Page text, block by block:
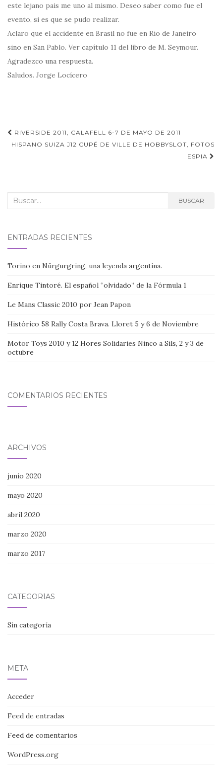
este lejano pais me uno al mismo. Deseo saber como fue el
evento, si es que se pudo realizar.
Aclaro que el accidente en Brasil no fue en Rio de Janeiro
sino en San Pablo. Ver capítulo 11 del libro de M. Seymour.
Agradezco una respuesta.
Saludos. Jorge Locícero
Navegación
de
RIVERSIDE 2011, CALAFELL 6-7 DE MAYO DE 2011
HISPANO SUIZA J12 CUPÉ DE VILLE DE HOBBYSLOT, FOTOS
ESPIA
Buscar: BUSCAR
ENTRADAS RECIENTES
Torino en Nürgurgring, una leyenda argentina.
Enrique Tintoré. El español “olvidado” de la Fórmula 1
Le Mans Classic 2010 por Jean Papon
Histórico 58 Rally Costa Brava. Lloret 5 y 6 de Noviembre
Motor Toys 2010 y 12 Hores Solidaries Ninco a Sils, 2 y 3 de
octubre
COMENTARIOS RECIENTES
ARCHIVOS
junio 2020
mayo 2020
abril 2020
marzo 2020
marzo 2017
CATEGORÍAS
Sin categoría
META
Acceder
Feed de entradas
Feed de comentarios
WordPress.org